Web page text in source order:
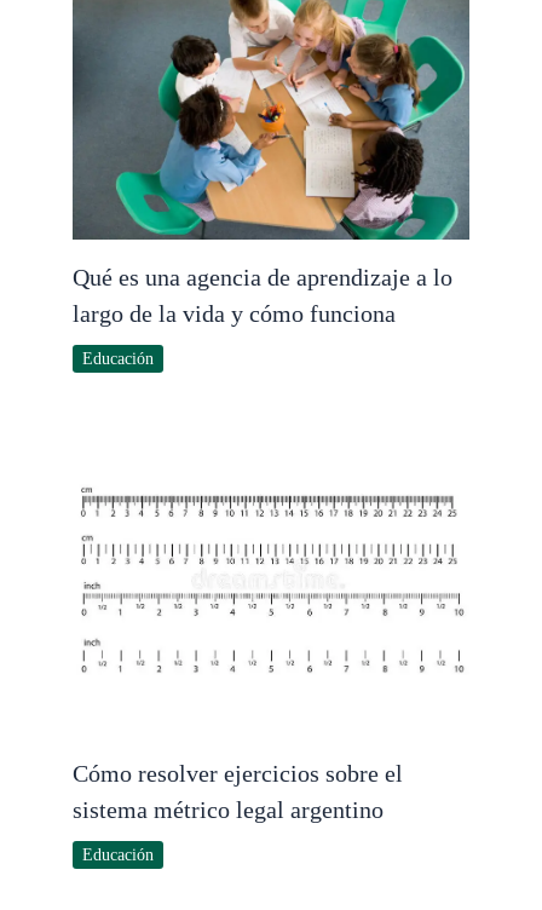
Qué es una agencia de aprendizaje a lo
largo de la vida y cómo funciona
Educación
Cómo resolver ejercicios sobre el
sistema métrico legal argentino
Educación